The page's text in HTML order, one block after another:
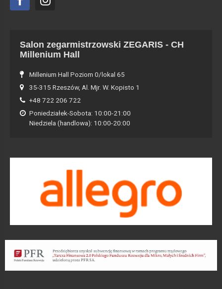
Salon zegarmistrzowski ZEGARIS - CH
Millenium Hall
Millenium Hall Poziom 0/lokal 65
35-315 Rzeszów, Al. Mjr. W. Kopisto 1
+48 722 206 722
Poniedziałek-Sobota: 10:00-21:00
Niedziela (handlowa): 10:00-20:00